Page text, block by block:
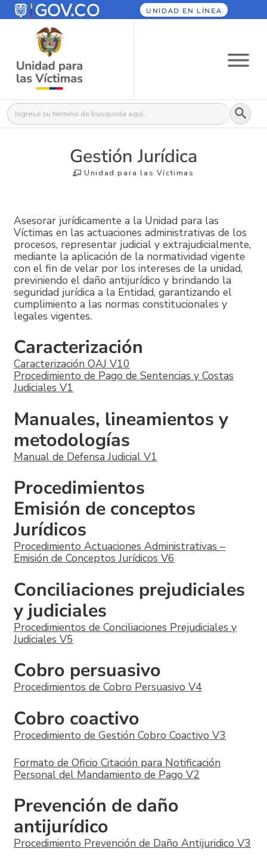
UNIDAD EN LÍNEA
Buscar: Botón
Gestión Jurídica
Unidad para las Víctimas
Asesorar jurídicamente a la Unidad para las
Víctimas en las actuaciones administrativas de los
procesos, representar judicial y extrajudicialmente,
mediante la aplicación de la normatividad vigente
con el fin de velar por los intereses de la unidad,
previniendo el daño antijurídico y brindando la
seguridad jurídica a la Entidad, garantizando el
cumplimiento a las normas constitucionales y
legales vigentes.
Caracterización
Caracterización OAJ V10
Procedimiento de Pago de Sentencias y Costas
Judiciales V1
Manuales, lineamientos y
metodologías
Manual de Defensa Judicial V1
Procedimientos
Emisión de conceptos
Jurídicos
Procedimiento Actuaciones Administrativas –
Emisión de Conceptos Jurídicos V6
Conciliaciones prejudiciales
y judiciales
Procedimientos de Conciliaciones Prejudiciales y
Judiciales V5
Cobro persuasivo
Procedimientos de Cobro Persuasivo V4
Cobro coactivo
Procedimiento de Gestión Cobro Coactivo V3
Formato de Oficio Citación para Notificación
Personal del Mandamiento de Pago V2
Prevención de daño
antijurídico
Procedimiento Prevención de Daño Antijuridico V3